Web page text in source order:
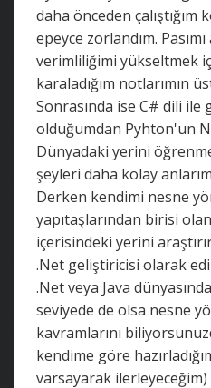
daha önceden çalıştığım
epeyce zorlandım.
verimliliğimi yükseltmek
karaladığım notlarımın
Sonrasında ise C# dili ile
olduğumdan Pyhton'un
Dünyadaki yerini
şeyleri daha kolay
Derken kendimi nesne
yapıtaşlarından birisi
içerisindeki yerini
.Net geliştiricisi olarak
.Net veya Java
seviyede de olsa nesne
kavramlarını
kendime göre
varsayarak ilerleyeceğim)